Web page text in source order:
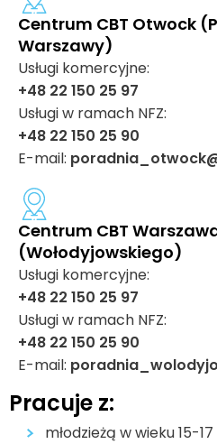
Centrum CBT Otwock
Warszawy)
Usługi komercyjne:
+48 22 150 25 97
Usługi w ramach NFZ:
+48 22 150 25 90
E-mail:
Centrum CBT
(Wołodyjowskiego)
Usługi komercyjne:
+48 22 150 25 97
Usługi w ramach NFZ:
+48 22 150 25 90
E-mail:
Pracuje z:
młodzieżą w wieku 15-